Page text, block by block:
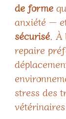
de forme
anxiété —
sécurisé. À
repaire
stress des